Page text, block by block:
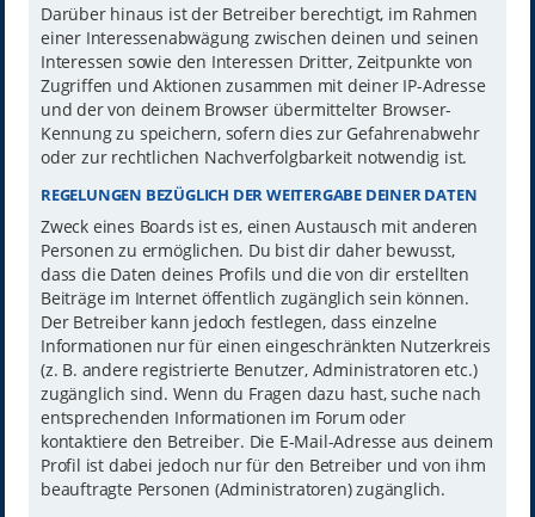
Darüber hinaus ist der Betreiber berechtigt, im Rahmen
einer Interessenabwägung zwischen deinen und seinen
Interessen sowie den Interessen Dritter, Zeitpunkte von
Zugriffen und Aktionen zusammen mit deiner IP-Adresse
und der von deinem Browser übermittelter Browser-
Kennung zu speichern, sofern dies zur Gefahrenabwehr
oder zur rechtlichen Nachverfolgbarkeit notwendig ist.
REGELUNGEN BEZÜGLICH DER WEITERGABE DEINER DATEN
Zweck eines Boards ist es, einen Austausch mit anderen
Personen zu ermöglichen. Du bist dir daher bewusst,
dass die Daten deines Profils und die von dir erstellten
Beiträge im Internet öffentlich zugänglich sein können.
Der Betreiber kann jedoch festlegen, dass einzelne
Informationen nur für einen eingeschränkten Nutzerkreis
(z. B. andere registrierte Benutzer, Administratoren etc.)
zugänglich sind. Wenn du Fragen dazu hast, suche nach
entsprechenden Informationen im Forum oder
kontaktiere den Betreiber. Die E-Mail-Adresse aus deinem
Profil ist dabei jedoch nur für den Betreiber und von ihm
beauftragte Personen (Administratoren) zugänglich.